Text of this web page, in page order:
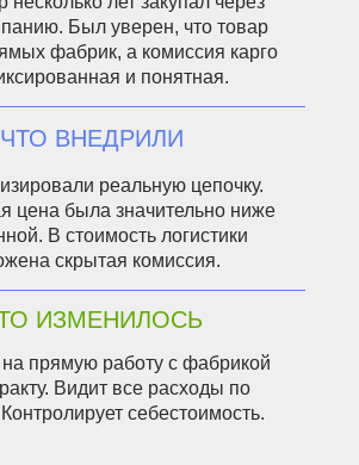
ЧТО ВНЕДРИЛИ
ИЗМЕНИЛОСЬ
Был уверен, что товар
фабрик, а комиссия карго
и понятная.
реальную цепочку.
цена была значительно ниже
В стоимость логистики
скрытая комиссия.
прямую работу с фабрикой
Видит все расходы по
себестоимость.
конфиденциальности
Публичная оферта
запрещенной на территории
Индивидуальный предприниматель
Шумилова Александра Николаевна
ИНН: 423009623432